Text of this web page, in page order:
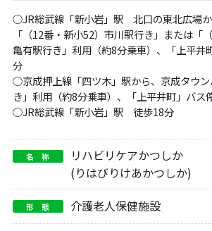
○JR総武線「新小岩」駅 北口の東北広場
「（12番・新小52）市川駅行き」または「
亀有駅行き」利用（約8分乗車）、「上平
分
○京成押上線「四ツ木」駅から、京成タウ
き」利用（約8分乗車）、「上平井町」バ
○JR総武線「新小岩」駅 徒歩18分
名 称
リハビリケアかつしか
(りはびりけあかつしか)
形 態 介護老人保健施設